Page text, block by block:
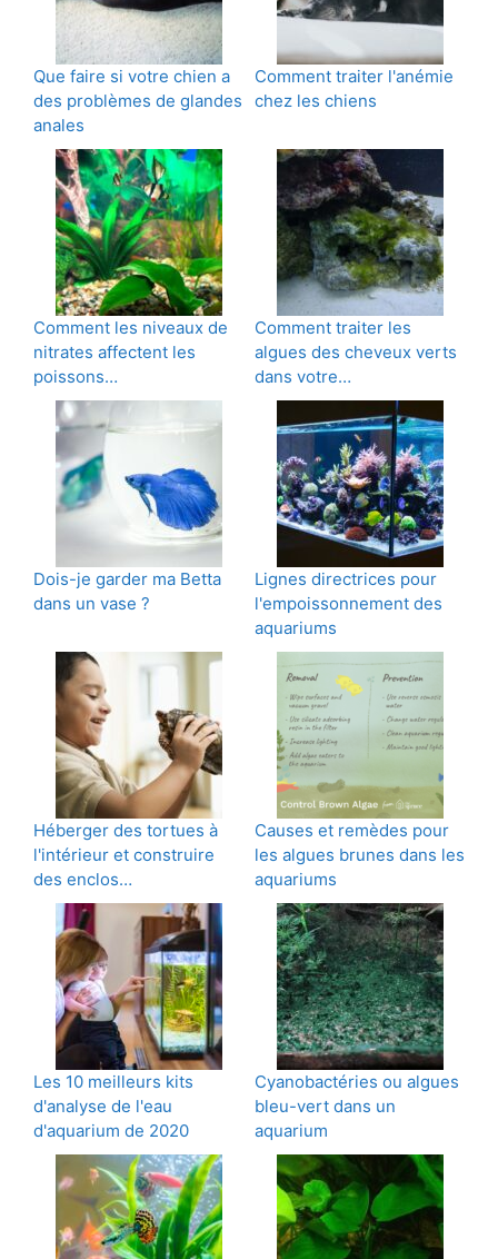
Que faire si votre chien a
des problèmes de glandes
anales
Comment traiter l'anémie
chez les chiens
Comment les niveaux de
nitrates affectent les
poissons…
Comment traiter les
algues des cheveux verts
dans votre…
Dois-je garder ma Betta
dans un vase ?
Lignes directrices pour
l'empoissonnement des
aquariums
Héberger des tortues à
l'intérieur et construire
des enclos…
Causes et remèdes pour
les algues brunes dans les
aquariums
Les 10 meilleurs kits
d'analyse de l'eau
d'aquarium de 2020
Cyanobactéries ou algues
bleu-vert dans un
aquarium